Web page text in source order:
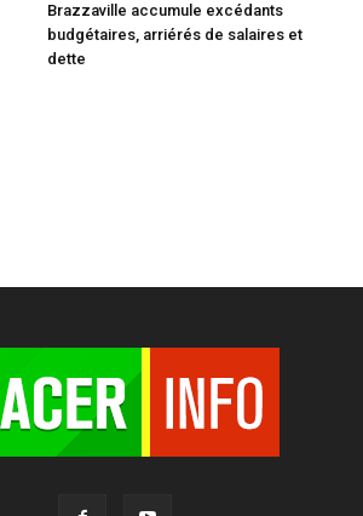
Brazzaville accumule excédants
budgétaires, arriérés de salaires et
dette